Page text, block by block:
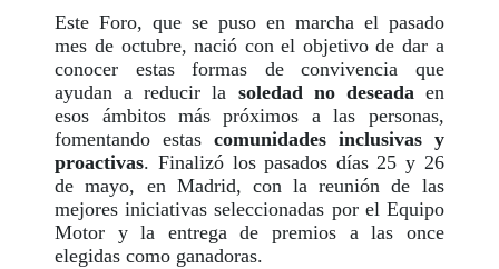
Este Foro, que se puso en marcha el pasado
mes de octubre, nació con el objetivo de dar a
conocer estas formas de convivencia que
ayudan a reducir la soledad no deseadaen
esos ámbitos más próximos a las personas,
fomentando estas comunidades inclusivas y
proactivas. Finalizó los pasados días 25 y 26
de mayo, en Madrid, con la reunión de las
mejores iniciativas seleccionadas por el Equipo
Motor y la entrega de premios a las once
elegidas como ganadoras.